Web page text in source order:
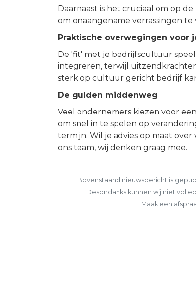
Daarnaast is het cruciaal om op
om onaangename verrassingen te
Praktische overwegingen voor
De 'fit' met je bedrijfscultuur
integreren, terwijl
sterk op cultuur gericht bedrijf
De gulden middenweg
Veel ondernemers kiezen voor
om snel in te spelen op
termijn. Wil je advies op maat
ons team, wij denken graag mee.
Bovenstaand nieuwsbericht is
Desondanks kunnen wij niet
Maak een